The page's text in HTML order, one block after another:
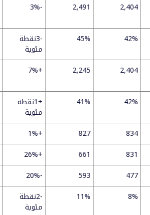
2,404
2,491
-3%
42%
45% -3نقطة
مئوية
2,404
2,245
+7%
42%
41% +1نقطة
مئوية
834
827
+1%
831
661
+26%
477
593
-20%
8%
11% -2نقطة
مئوية